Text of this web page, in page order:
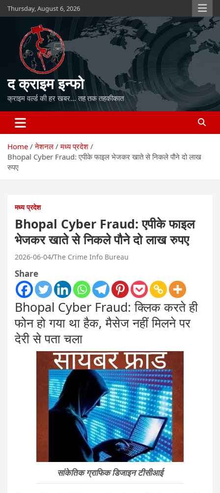
Skip
to
Thursday, August 6, 2026
द क्राइम इन्फो
क्राइम वर्ल्ड की हर खबर… तह तक तहकीकात
Home नेशनल
मध्य प्रदेश
Bhopal Cyber Fraud: एपीके फाइल भेजकर खाते से निकले पौने दो लाख
रुपए
मध्य प्रदेश
Bhopal Cyber Fraud: एपीके फाइल
भेजकर खाते से निकले पौने दो लाख रुपए
2026-06-04 The Crime Info Bureau
Share
Bhopal Cyber Fraud: क्लिक करते ही
फोन हो गया था हैक, मैसेज नहीं मिलने पर
देरी से पता चला
सांकेतिक ग्राफिक डिजाइन टीसीआई